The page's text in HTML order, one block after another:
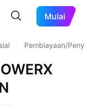
Mulai
Pembiayaan/